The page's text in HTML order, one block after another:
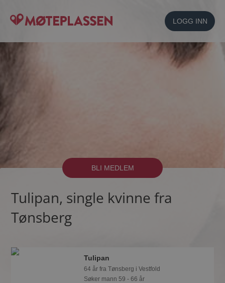
LOGG INN
BLI MEDLEM
Tulipan, single kvinne fra
Tønsberg
Tulipan
64 år fra Tønsberg i Vestfold
Søker mann 59 - 66 år